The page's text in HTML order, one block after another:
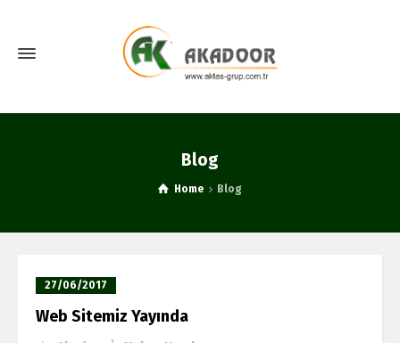
Blog
Home Blog
27/06/2017
Web Sitemiz Yayında